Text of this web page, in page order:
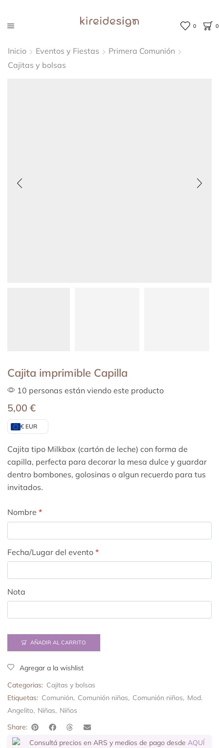
0 0
Inicio Eventos y Fiestas
Primera Comunión
Cajitas y bolsas
Cajita imprimible Capilla
10 personas están viendo este producto
5,00 €
€ EUR
Cajita tipo Milkbox (cartón de leche) con forma de
capilla, perfecta para decorar la mesa dulce y guardar
dentro bombones, golosinas o algun recuerdo para tus
invitados.
Nombre *
Fecha/Lugar del evento *
Nota
AÑADIR AL CARRITO
Agregar a la wishlist
Categorias: Cajitas y bolsas
Etiquetas: Comunión, Comunión niñas, Comunión niños, Mod.
Angelito, Niñas, Niños
Share:
Consultá precios en ARS y medios de pago desde AQUÍ